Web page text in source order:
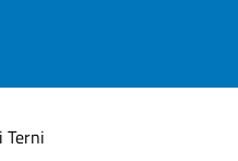
Terni